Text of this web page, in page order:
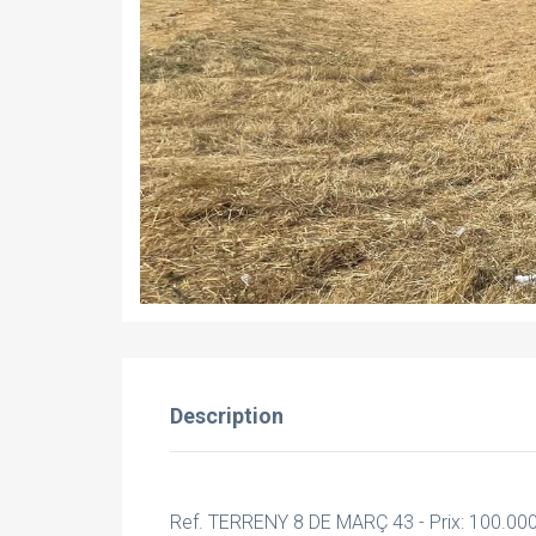
Description
Ref. TERRENY 8 DE MARÇ 43 - Prix: